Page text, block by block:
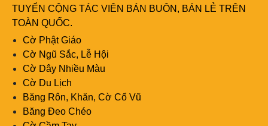
TUYỂN CỘNG TÁC VIÊN BÁN BUÔN, BÁN LẺ TRÊN
TOÀN QUỐC.
Cờ Phật Giáo
Cờ Ngũ Sắc, Lễ Hội
Cờ Dây Nhiều Màu
Cờ Du Lịch
Băng Rôn, Khăn, Cờ Cổ Vũ
Băng Đeo Chéo